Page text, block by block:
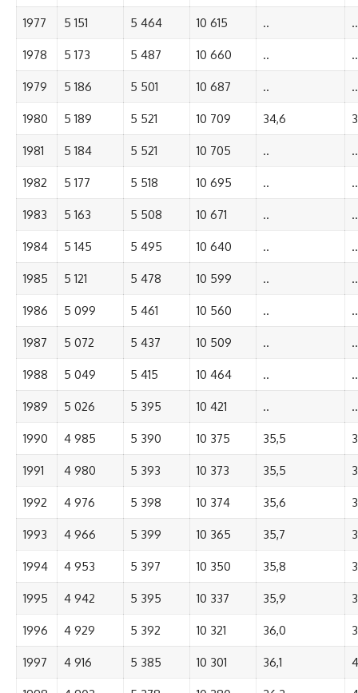
1977 5 151 5 464 10 615 .. ..
1978 5 173 5 487 10 660 .. ..
1979 5 186 5 501 10 687 .. ..
1980 5 189 5 521 10 709 34,6
1981 5 184 5 521 10 705 .. ..
1982 5 177 5 518 10 695 .. ..
1983 5 163 5 508 10 671 .. ..
1984 5 145 5 495 10 640 .. ..
1985 5 121 5 478 10 599 .. ..
1986 5 099 5 461 10 560 .. ..
1987 5 072 5 437 10 509 .. ..
1988 5 049 5 415 10 464 .. ..
1989 5 026 5 395 10 421 .. ..
1990 4 985 5 390 10 375 35,5
1991 4 980 5 393 10 373 35,5
1992 4 976 5 398 10 374 35,6
1993 4 966 5 399 10 365 35,7
1994 4 953 5 397 10 350 35,8
1995 4 942 5 395 10 337 35,9
1996 4 929 5 392 10 321 36,0
1997 4 916 5 385 10 301 36,1